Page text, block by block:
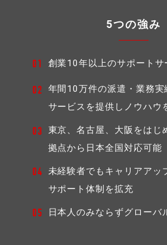
5つの強み
01 創業10年以上のサポートサ
02
年間10万件の派遣・業務実
サービスを提供しノウハウ
03
東京、名古屋、大阪をはじ
拠点から⽇本全国対応可能
04
未経験者でもキャリアアッ
サポート体制を拡充
05 日本人のみならずグローバ